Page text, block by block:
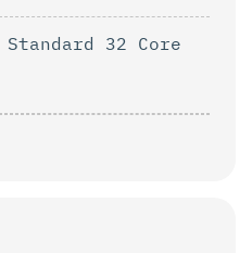
Standard 32 Core